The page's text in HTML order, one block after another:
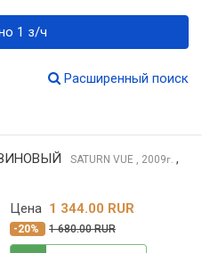
Найдено 1 з/ч
Расширенный поиск
SATURN VUE , 2009г. ,
Цена 1 344.00 RUR
-20% 1 680.00 RUR